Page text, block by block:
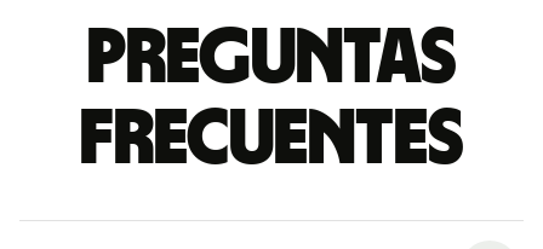
Preguntas
frecuentes